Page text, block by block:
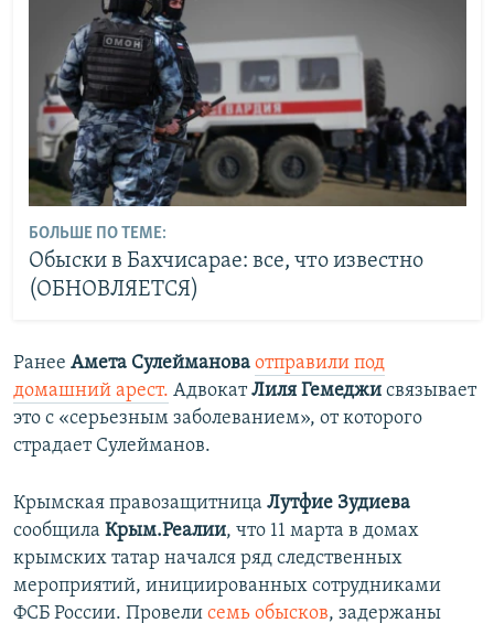
БОЛЬШЕ ПО ТЕМЕ:
Обыски в Бахчисарае: все, что известно
(ОБНОВЛЯЕТСЯ)
Ранее Амета Сулейманова отправили под
домашний арест. АдвокатЛиля Гемеджи связывает
это с «серьезным заболеванием», от которого
страдает Сулейманов.
Крымская правозащитница Лутфие Зудиева
сообщила Крым.Реалии, что 11 марта в домах
крымских татар начался ряд следственных
мероприятий, инициированных сотрудниками
ФСБ России. Провели семь обысков, задержаны